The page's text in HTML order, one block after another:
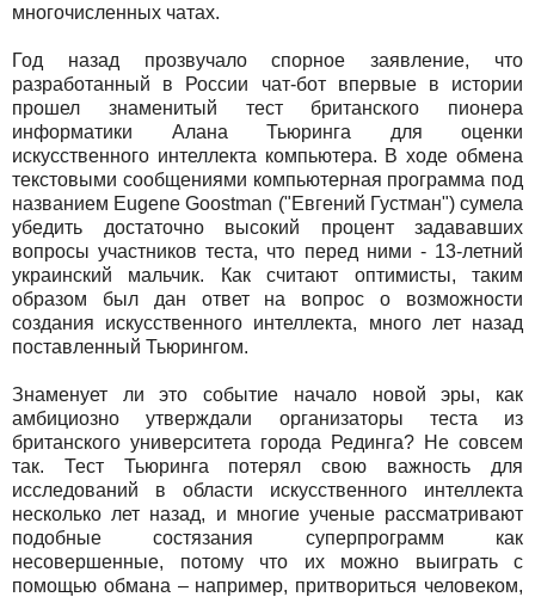
многочисленных чатах.
Год назад прозвучало спорное заявление, что
разработанный в России чат-бот впервые в истории
прошел знаменитый тест британского пионера
информатики Алана Тьюринга для оценки
искусственного интеллекта компьютера. В ходе обмена
текстовыми сообщениями компьютерная программа под
названием Eugene Goostman ("Евгений Густман") сумела
убедить достаточно высокий процент задававших
вопросы участников теста, что перед ними - 13-летний
украинский мальчик. Как считают оптимисты, таким
образом был дан ответ на вопрос о возможности
создания искусственного интеллекта, много лет назад
поставленный Тьюрингом.
Знаменует ли это событие начало новой эры, как
амбициозно утверждали организаторы теста из
британского университета города Рединга? Не совсем
так. Тест Тьюринга потерял свою важность для
исследований в области искусственного интеллекта
несколько лет назад, и многие ученые рассматривают
подобные состязания суперпрограмм как
несовершенные, потому что их можно выиграть с
помощью обмана – например, притвориться человеком,